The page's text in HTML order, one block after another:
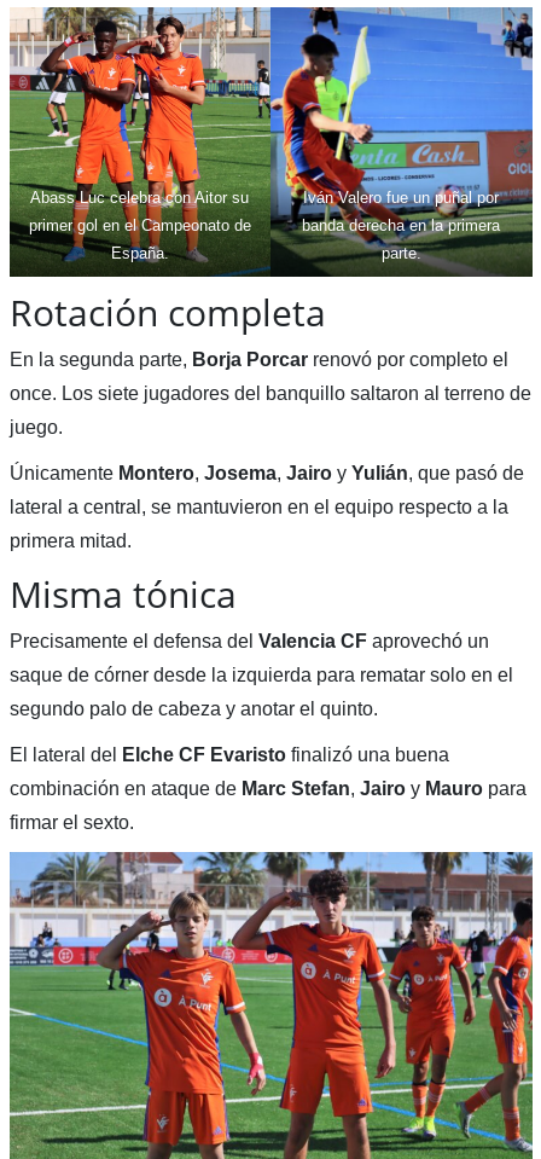
Abass Luc celebra con Aitor su
primer gol en el Campeonato de
España.
Iván Valero fue un puñal por
banda derecha en la primera
parte.
Rotación completa
En la segunda parte, Borja Porcarrenovó por completo el
once. Los siete jugadores del banquillo saltaron al terreno de
juego.
Únicamente Montero, Josema, Jairoy Yulián, que pasó de
lateral a central, se mantuvieron en el equipo respecto a la
primera mitad.
Misma tónica
Precisamente el defensa del Valencia CFaprovechó un
saque de córner desde la izquierda para rematar solo en el
segundo palo de cabeza y anotar el quinto.
El lateral del Elche CF Evaristofinalizó una buena
combinación en ataque de Marc Stefan, Jairoy Mauropara
firmar el sexto.